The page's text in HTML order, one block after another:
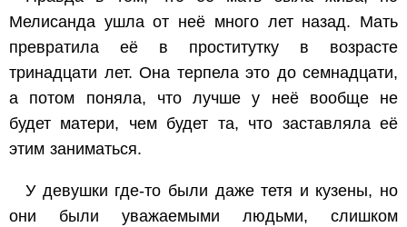
Мелисанда ушла от неё много лет назад. Мать
превратила её в проститутку в возрасте
тринадцати лет. Она терпела это до семнадцати,
а потом поняла, что лучше у неё вообще не
будет матери, чем будет та, что заставляла её
этим заниматься.
У девушки где-то были даже тетя и кузены, но
они были уважаемыми людьми, слишком